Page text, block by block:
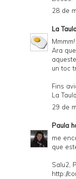
28 de
La
Ara
un toc
Fins
La
29 de
Paula
me
que
Salu2,
http://